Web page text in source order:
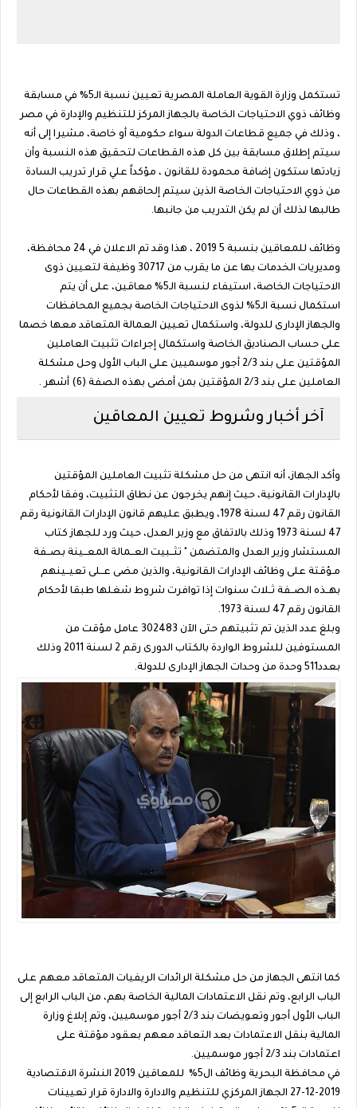
تستكمل وزارة القوية العاملة المصرية تعيين نسبة الـ5% في مسابقة
وظائف ذوي الاحتياجات الخاصة بالجهاز المركز للتنظيم والإدارة في مصر
، وذلك في جميع قطاعات الدولة سواء حكومية أو خاصة، مشيرا إلى أنه
سيتم إطلاق مسابقة بين كل هذه القطاعات لتحقيق هذه النسبة وأن
زيادتها ستكون إضافة محمودة للقانون ، مؤكداً علي قرار تدريب السادة
من ذوي الاحتياجات الخاصة الذين سيتم إلحاقهم بهذه القطاعات حال
طالبها لذلك أن لم يكن التدريب من جانبها.
وظائف للمعاقين بنسبة 5 2019 ، هذا وقد تم الاعلان في 24 محافظة،
ومديريات الخدمات بها عن ما يقرب من 30717 وظيفة لتعيين ذوى
الاحتياجات الخاصة، استيفاء لنسبة الـ5% معاقين، على أن يتم
استكمال نسبة الـ5% لذوى الاحتياجات الخاصة بجميع المحافظات
والجهاز الإدارى للدولة، واستكمال تعيين العمالة المتعاقد معها خصما
على حساب الصناديق الخاصة واستكمال إجراءات تثبيت العاملين
المؤقتين على بند 2/3 أجور موسميين على الباب الأول وحل مشكلة
العاملين على بند 2/3 المؤقتين بمن أمضى بهذه الصفة (6) أشهر .
آخر أخبار وشروط تعيين المعاقين
وأكد الجهاز، أنه انتهى من حل مشكلة تثبيت العاملين المؤقتين
بالإدارات القانونية، حيث إنهم يخرجون عن نطاق التثبيت، وفقا لأحكام
القانون رقم 47 لسنة 1978، ويطبق عليهم قانون الإدارات القانونية رقم
47 لسنة 1973 وذلك بالاتفاق مع وزير العدل، حيث ورد للجهاز كتاب
المستشار وزير العدل والمتضمن " تثــبيت العــمالة المعــينة بصــفة
مـؤقتة على وظائف الإدارات القانونية، والذين مضى عــلى تعيــينهم
بهــذه الصــفة ثــلاث سنوات إذا توافرت شروط شغلها طبقا لأحكام
القانون رقم 47 لسنة 1973.
وبلغ عدد الذين تم تثبيتهم حتى الآن 302483 عامل مؤقت من
المستوفين للشروط الواردة بالكتاب الدورى رقم 2 لسنة 2011 وذلك
بعدد511 وحدة من وحدات الجهاز الإدارى للدولة.
كما انتهى الجهاز من حل مشكلة الرائدات الريفيات المتعاقد معهم على
الباب الرابع، وتم نقل الاعتمادات المالية الخاصة بهم، من الباب الرابع إلى
الباب الأول أجور وتعويضات بند 2/3 أجور موسميين، وتم إبلاغ وزارة
المالية بنقل الاعتمادات بعد التعاقد معهم بعقود مؤقتة على
اعتمادات بند 2/3 أجور موسميين.
في محافظة البحرية وظائف ال5% للمعاقين 2019 النشرة الاقتصادية
2019-12-27 الجهاز المركزي للتنظيم والادارة والادارة قرار تعيينات